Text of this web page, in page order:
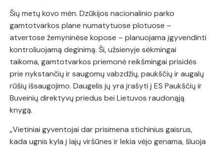
Šių metų kovo mėn. Dzūkijos nacionalinio parko
gamtotvarkos plane numatytuose plotuose –
atvertose žemyninėse kopose – planuojama įgyvendinti
kontroliuojamą deginimą. Ši, užsienyje sėkmingai
taikoma, gamtotvarkos priemonė reikšmingai prisidės
prie nykstančių ir saugomų vabzdžių, paukščių ir augalų
rūšių išsaugojimo. Daugelis jų yra įrašyti į ES Paukščių ir
Buveinių direktyvų priedus bei Lietuvos raudonąją
knygą.
„Vietiniai gyventojai dar prisimena stichinius gaisrus,
kada ugnis kyla į lajų viršūnes ir lekia vėjo genama, šluoja